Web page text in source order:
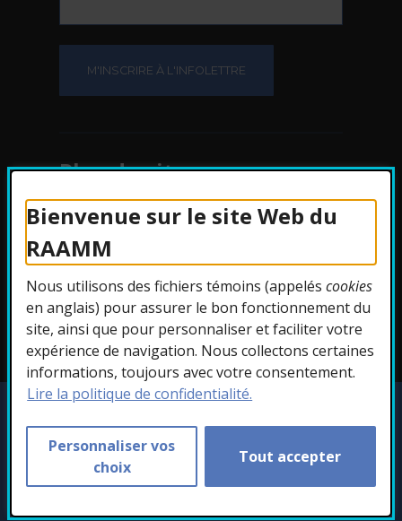
Bienvenue sur le site Web du
RAAMM
Nous utilisons des fichiers témoins (appeléscookies
en anglais) pour assurer le bon fonctionnement du
site, ainsi que pour personnaliser et faciliter votre
expérience de navigation. Nous collectons certaines
informations, toujours avec votre consentement.
Lire la politique de confidentialité.
Personnaliser vos
choix
Tout accepter
Plan du site
Protection des
renseignements
Accessibilité
réservés.
Personnaliser les témoins
Conception :Ekloweb - Cet hyperlien